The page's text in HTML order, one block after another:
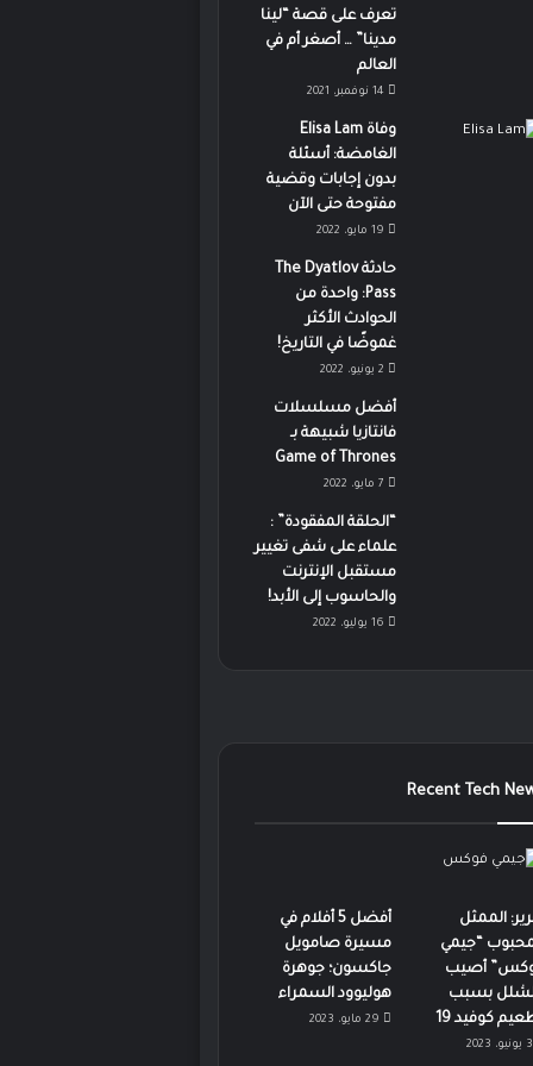
تعرف على قصة “لينا
مدينا” … أصغر أم في
العالم
14 نوفمبر، 2021
وفاة Elisa Lam
الغامضة: أسئلة
بدون إجابات وقضية
مفتوحة حتى الآن
19 مايو، 2022
حادثة The Dyatlov
Pass: واحدة من
الحوادث الأكثر
غموضًا في التاريخ!
2 يونيو، 2022
أفضل مسلسلات
فانتازيا شبيهة بـ
Game of Thrones
7 مايو، 2022
“الحلقة المفقودة” :
علماء على شفى تغيير
مستقبل الإنترنت
والحاسوب إلى الأبد!
16 يوليو، 2022
Recent Tech
الممثل
“جيمي
أصيب
بسبب
كوفيد 19
3 يونيو، 2023
أفضل 5 أفلام في
مسيرة صامويل
جاكسون؛ جوهرة
هوليوود السمراء
29 مايو، 2023